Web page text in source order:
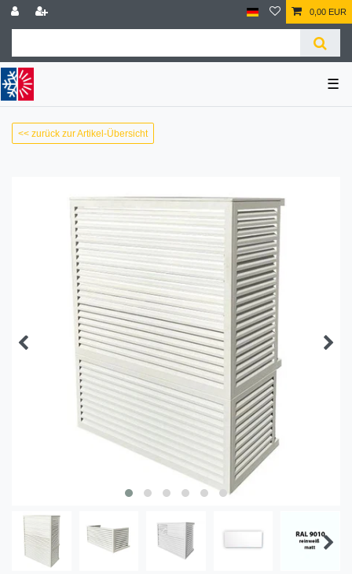
0,00 EUR
☰
<< zurück zur Artikel-Übersicht